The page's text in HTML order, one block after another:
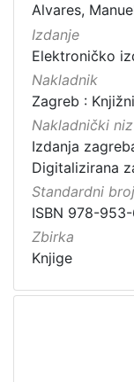
Alvares,
Izdanje
Elektroničko
Nakladnik
Zagreb :
Nakladnički niz
Izdanja
Digitalizirana
Standardni broj
ISBN 978-
Zbirka
Knjige